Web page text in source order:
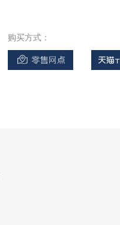
购买方式：